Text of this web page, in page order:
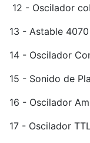
12 - Oscilador
13 - Astable 4070
14 - Oscilador
15 - Sonido de
16 - Oscilador
17 - Oscilador